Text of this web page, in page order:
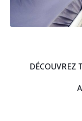
DÉCOUVREZ